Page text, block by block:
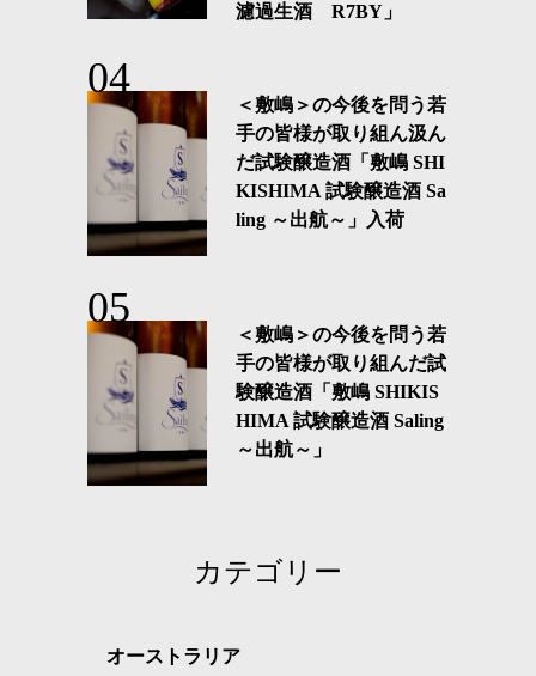
濾過生酒 R7BY」
＜敷嶋＞の今後を問う若
手の皆様が取り組ん汲ん
だ試験醸造酒「敷嶋 SHI
KISHIMA 試験醸造酒 Sa
ling ～出航～」入荷
＜敷嶋＞の今後を問う若
手の皆様が取り組んだ試
験醸造酒「敷嶋 SHIKIS
HIMA 試験醸造酒 Saling
～出航～」
カテゴリー
オーストラリア